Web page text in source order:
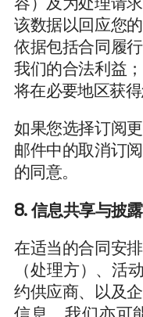
该数据以回应您
依据包括合同履
我们的合法利益
将在必要地区获得
如果您选择订阅
邮件中的取消订
的同意。
8. 信息共享与披露
在适当的合同安
（处理方）、活
约供应商、以及